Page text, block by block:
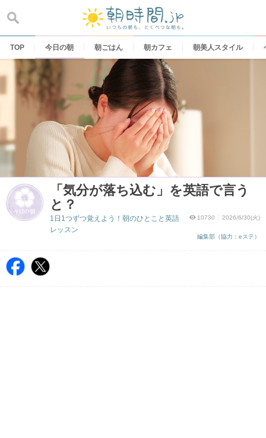
content
TOP 今日の朝 朝ごはん 朝カフェ 朝美人スタイル
「気分が落ち込む」を英語で言う
と？
10730 2026/6/30(火)
編集部（協力：eステ）
1日1つずつ覚えよう！朝のひとこと英語
レッスン